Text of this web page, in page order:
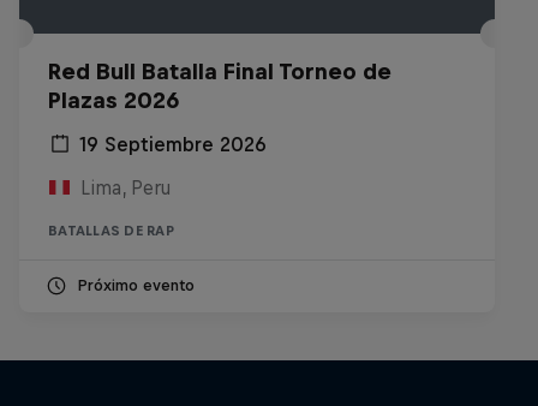
Red Bull Batalla Final Torneo de
Plazas 2026
19 Septiembre 2026
Lima, Peru
BATALLAS DE RAP
Próximo evento